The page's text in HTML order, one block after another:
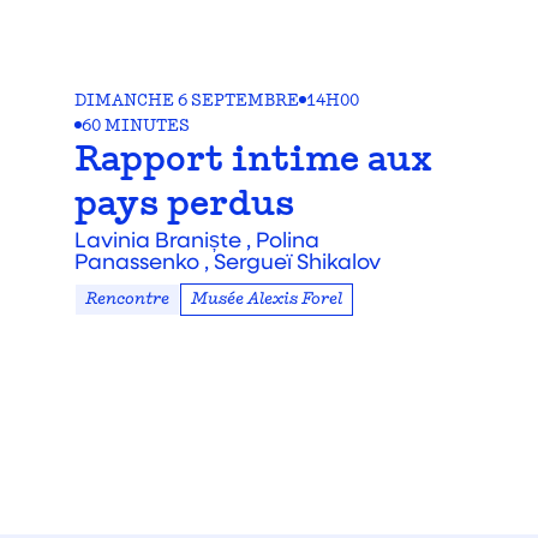
DIMANCHE 6 SEPTEMBRE 14H00
60 MINUTES
Rapport intime aux
pays perdus
Lavinia Braniște , Polina
Panassenko ,Sergueï Shikalov
Rencontre Musée Alexis Forel